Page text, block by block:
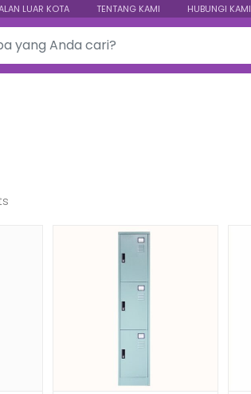
LUAR KOTA TENTANG KAMI HUBUNGI KAMI